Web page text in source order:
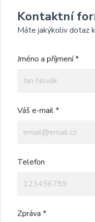
Kontaktní
Máte jakýkoliv dotaz
Jméno a příjmení *
Váš e-mail *
Telefon
Zpráva *